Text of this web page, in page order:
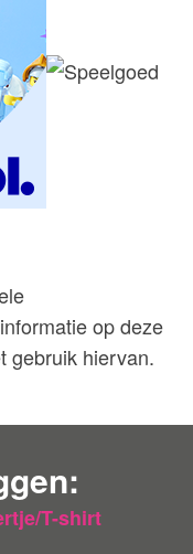
op deze
gebruik hiervan.
T-shirt